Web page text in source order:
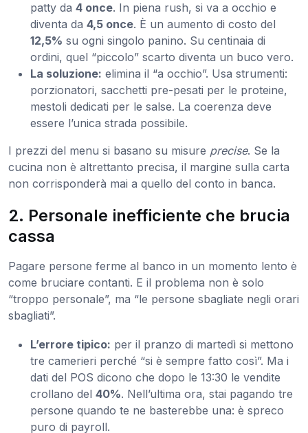
patty da 4 once. In piena rush, si va a occhio e
diventa da 4,5 once. È un aumento di costo del
12,5% su ogni singolo panino. Su centinaia di
ordini, quel “piccolo” scarto diventa un buco vero.
La soluzione: elimina il “a occhio”. Usa strumenti:
porzionatori, sacchetti pre-pesati per le proteine,
mestoli dedicati per le salse. La coerenza deve
essere l’unica strada possibile.
I prezzi del menu si basano su misure precise. Se la
cucina non è altrettanto precisa, il margine sulla carta
non corrisponderà mai a quello del conto in banca.
2. Personale inefficiente che brucia
cassa
Pagare persone ferme al banco in un momento lento è
come bruciare contanti. E il problema non è solo
“troppo personale”, ma “le persone sbagliate negli orari
sbagliati”.
L’errore tipico: per il pranzo di martedì si mettono
tre camerieri perché “si è sempre fatto così”. Ma i
dati del POS dicono che dopo le 13:30 le vendite
crollano del 40%. Nell’ultima ora, stai pagando tre
persone quando te ne basterebbe una: è spreco
puro di payroll.